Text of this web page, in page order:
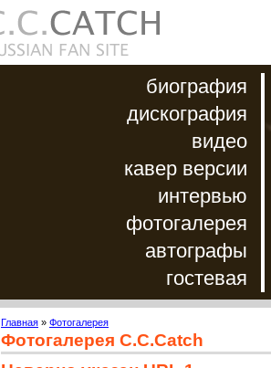
биография
дискография
видео
кавер версии
интервью
фотогалерея
автографы
гостевая
Главная » Фотогалерея
Фотогалерея C.C.Catch